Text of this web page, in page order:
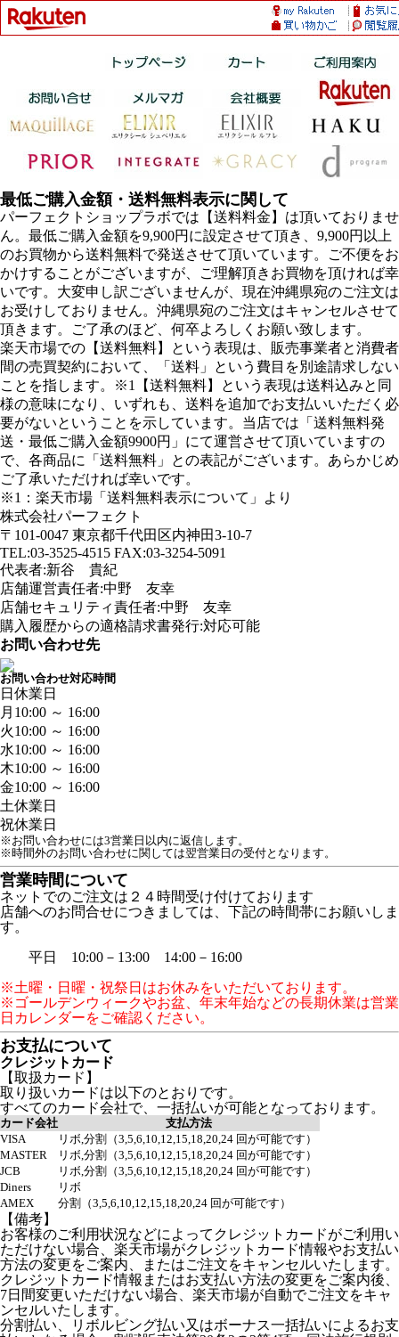
最低ご購入金額・送料無料表示に関して
パーフェクトショップラボでは【送料料金】は頂いておりませ
ん。最低ご購入金額を9,900円に設定させて頂き、9,900円以上
のお買物から送料無料で発送させて頂いています。ご不便をお
かけすることがございますが、ご理解頂きお買物を頂ければ幸
いです。大変申し訳ございませんが、現在沖縄県宛のご注文は
お受けしておりません。沖縄県宛のご注文はキャンセルさせて
頂きます。ご了承のほど、何卒よろしくお願い致します。
楽天市場での【送料無料】という表現は、販売事業者と消費者
間の売買契約において、「送料」という費目を別途請求しない
ことを指します。※1【送料無料】という表現は送料込みと同
様の意味になり、いずれも、送料を追加でお支払いいただく必
要がないということを示しています。当店では「送料無料発
送・最低ご購入金額9900円」にて運営させて頂いていますの
で、各商品に「送料無料」との表記がございます。あらかじめ
ご了承いただければ幸いです。
※1：楽天市場「送料無料表示について」より
株式会社パーフェクト
〒101-0047 東京都千代田区内神田3-10-7
TEL:03-3525-4515 FAX:03-3254-5091
代表者:新谷 貴紀
店舗運営責任者:中野 友幸
店舗セキュリティ責任者:中野 友幸
購入履歴からの適格請求書発行:対応可能
お問い合わせ先
お問い合わせ対応時間
日 休業日
月 10:00 ～ 16:00
火10:00 ～ 16:00
水10:00 ～ 16:00
木10:00 ～ 16:00
金10:00 ～ 16:00
土休業日
祝休業日
※お問い合わせには3営業日以内に返信します。
※時間外のお問い合わせに関しては翌営業日の受付となります。
営業時間について
ネットでのご注文は２４時間受け付けております
店舗へのお問合せにつきましては、下記の時間帯にお願いしま
す。
平日 10:00－13:00 14:00－16:00
※土曜・日曜・祝祭日はお休みをいただいております。
※ゴールデンウィークやお盆、年末年始などの長期休業は営業
日カレンダーをご確認ください。
お支払について
クレジットカード
【取扱カード】
取り扱いカードは以下のとおりです。
すべてのカード会社で、一括払いが可能となっております。
カード会社
支払方法
VISA
リボ,分割（3,5,6,10,12,15,18,20,24 回が可能です）
MASTER
リボ,分割（3,5,6,10,12,15,18,20,24 回が可能です）
JCB
リボ,分割（3,5,6,10,12,15,18,20,24 回が可能です）
Diners
リボ
AMEX
分割（3,5,6,10,12,15,18,20,24 回が可能です）
【備考】
お客様のご利用状況などによってクレジットカードがご利用い
ただけない場合、楽天市場がクレジットカード情報やお支払い
方法の変更をご案内、またはご注文をキャンセルいたします。
クレジットカード情報またはお支払い方法の変更をご案内後、
7日間変更いただけない場合、楽天市場が自動でご注文をキャ
ンセルいたします。
分割払い、リボルビング払い又はボーナス一括払いによるお支